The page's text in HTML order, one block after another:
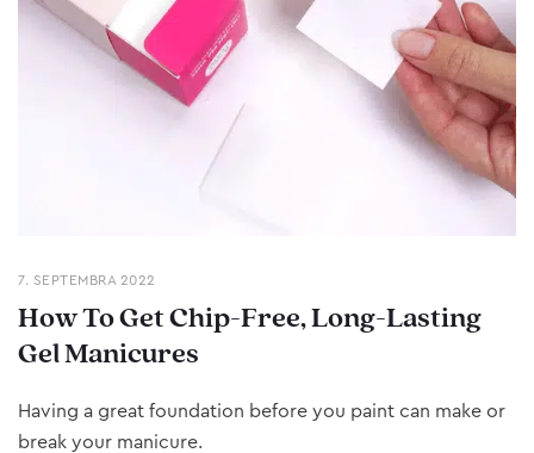
7. SEPTEMBRA 2022
How To Get Chip-Free, Long-Lasting
Gel Manicures
Having a great foundation before you paint can make or
break your manicure.